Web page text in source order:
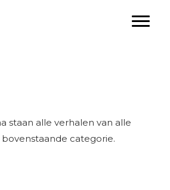
staan alle verhalen van alle
bovenstaande categorie.